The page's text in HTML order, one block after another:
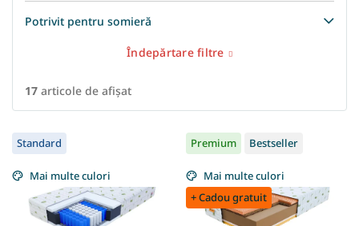
Potrivit pentru somieră
Îndepărtare filtre
17 articole de afişat
L
i
s
t
Standard
Mai multe culori
Premium Bestseller
Mai multe culori
+ Cadou gratuit